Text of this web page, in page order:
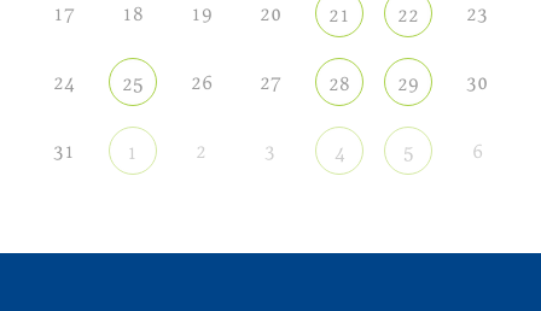
17 18 19 20 21 22 23
24 25 26 27 28 29 30
31 1 2 3 4 5 6